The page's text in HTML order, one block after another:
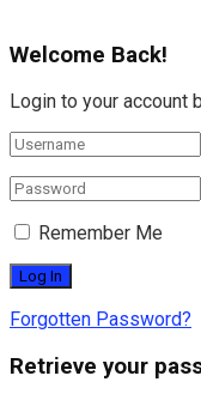
Welcome Back!
Login to your account
Remember Me
Forgotten Password?
Retrieve your